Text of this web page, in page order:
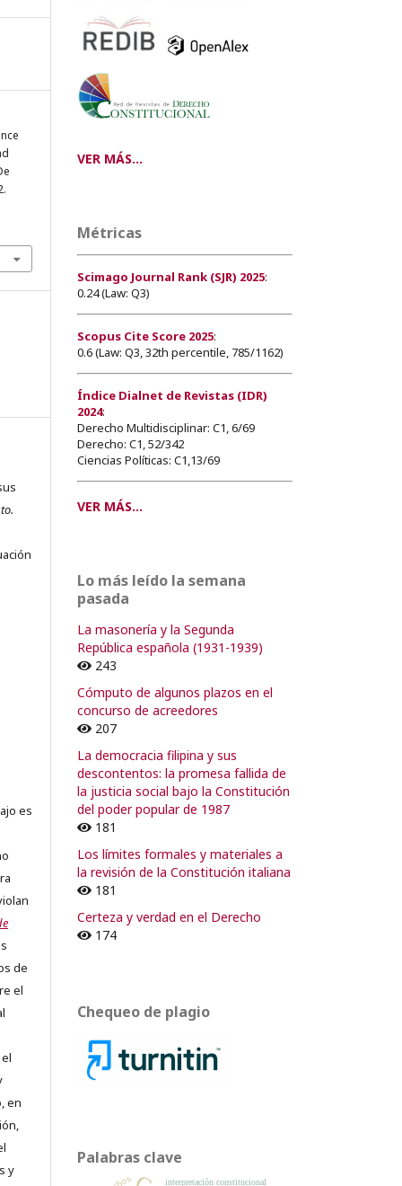
es
de
el
en
y
VER MÁS...
Métricas
Scimago Journal Rank (SJR) 2025:
0.24 (Law: Q3)
Scopus Cite Score 2025:
0.6 (Law: Q3, 32th percentile, 785/1162)
Índice Dialnet de Revistas (IDR)
2024:
Derecho Multidisciplinar: C1, 6/69
Derecho: C1, 52/342
Ciencias Políticas: C1,13/69
VER MÁS...
Lo más leído la semana
pasada
La masonería y la Segunda
República española (1931-1939)
243
Cómputo de algunos plazos en el
concurso de acreedores
207
La democracia filipina y sus
descontentos: la promesa fallida de
la justicia social bajo la Constitución
del poder popular de 1987
181
Los límites formales y materiales a
la revisión de la Constitución italiana
181
Certeza y verdad en el Derecho
174
Chequeo de plagio
Palabras clave
interpretación constitucional